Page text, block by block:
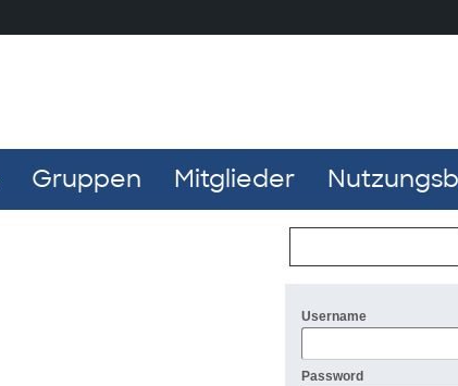
Gruppen Mitglieder
Username
Password